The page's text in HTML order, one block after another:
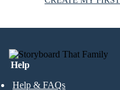
Help
Help & FAQs